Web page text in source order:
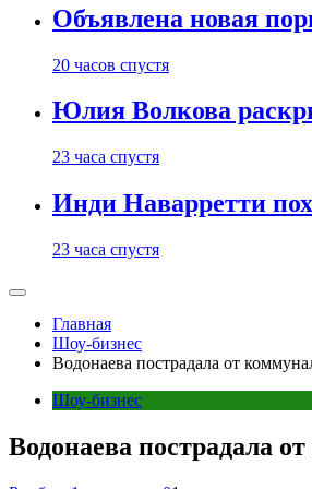
Объявлена новая
20 часов спустя
Юлия Волкова
23 часа спустя
Инди Наварретти
23 часа спустя
Главная
Шоу-бизнес
Водонаева пострадала от
Шоу-бизнес
Водонаева пострадала